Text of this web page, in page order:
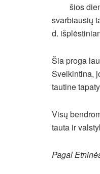
šios
svarbiausių
d.
Šia proga
Sveikintina,
tautine
Visų
tauta ir
Pagal